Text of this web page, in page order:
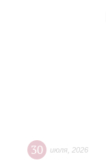
30 июля 2026